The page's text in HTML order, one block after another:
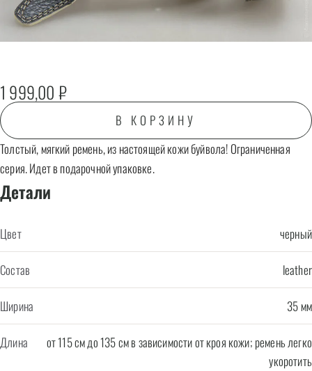
1 999,00₽
В КОРЗИНУ
Толстый, мягкий ремень, из настоящей кожи буйвола! Ограниченная
серия. Идет в подарочной упаковке.
Детали
Цвет черный
Состав leather
Ширина 35 мм
Длина
от 115 см до 135 см в зависимости от кроя кожи; ремень легко
укоротить